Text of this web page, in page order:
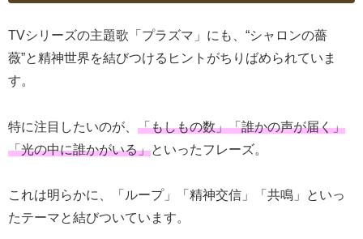
TVシリーズの主題歌「プラズマ」にも、“シャロンの薔
薇”と精神世界を結びつけるヒントがちりばめられていま
す。
特に注目したいのが、 「もしもの数」「誰かの声が届く」
「光の中に誰かがいる」といったフレーズ。
これは明らかに、「ループ」「精神交信」「共鳴」といっ
たテーマと結びついています。